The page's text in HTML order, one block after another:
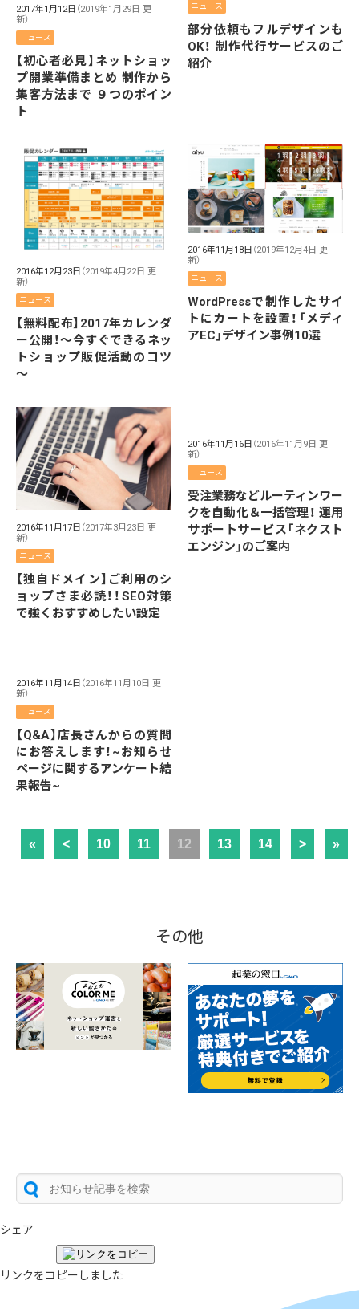
2017年1月12日 （2019年1月29日 更
新）
ニュース
【初心者必見】ネットショッ
プ開業準備まとめ 制作から
集客方法まで ９つのポイン
ト
ニュース
部分依頼もフルデザインも
OK！ 制作代行サービスのご
紹介
2016年12月23日 （2019年4月22日 更
新）
ニュース
【無料配布】2017年カレンダ
ー公開！～今すぐできるネッ
トショップ販促活動のコツ
～
2016年11月18日 （2019年12月4日 更
新）
ニュース
WordPressで制作したサイ
トにカートを設置！「メディ
アEC」デザイン事例10選
2016年11月17日 （2017年3月23日 更
新）
ニュース
【独自ドメイン】ご利用のシ
ョップさま必読！！SEO対策
で強くおすすめしたい設定
2016年11月16日 （2016年11月9日 更
新）
ニュース
受注業務などルーティンワー
クを自動化＆一括管理！ 運用
サポートサービス「ネクスト
エンジン」のご案内
2016年11月14日 （2016年11月10日 更
新）
ニュース
【Q&A】店長さんからの質問
にお答えします！~お知らせ
ページに関するアンケート結
果報告~
« < 10 11 12 13 14 > »
その他
シェア
リンクをコピーしました